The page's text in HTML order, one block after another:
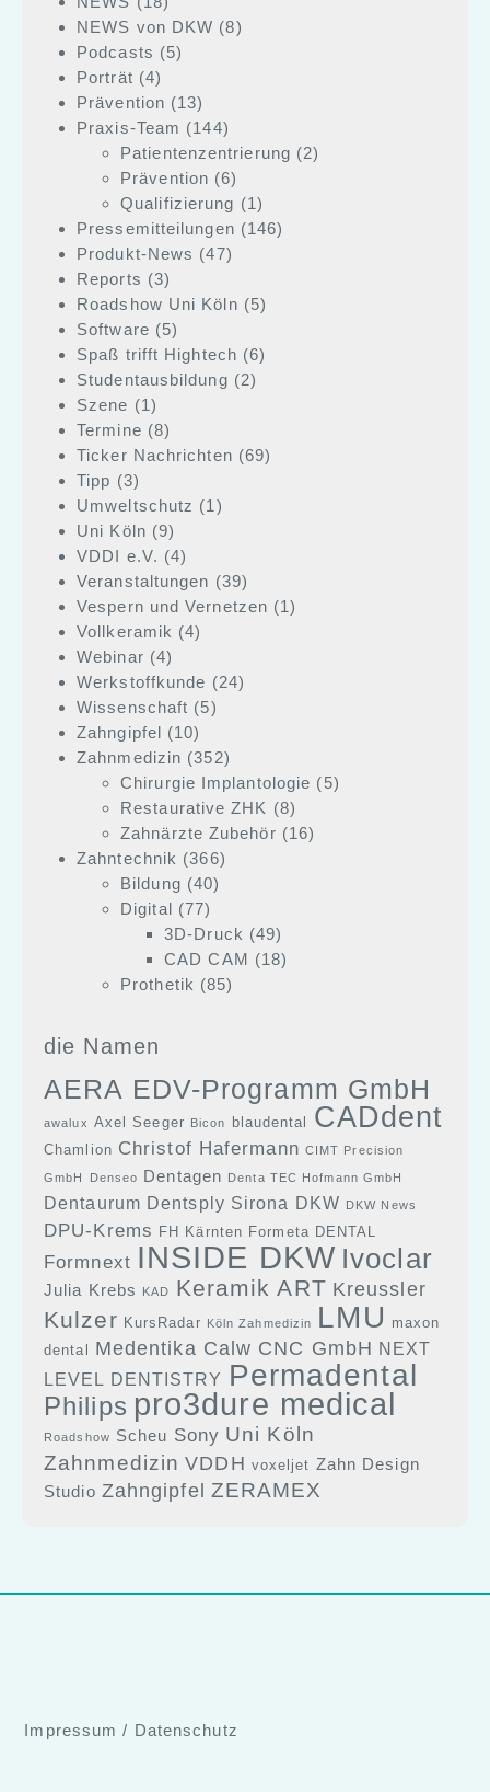
NEWS von DKW (8)
Podcasts (5)
Porträt (4)
Prävention (13)
Praxis-Team (144)
Patientenzentrierung (2)
Prävention (6)
Qualifizierung (1)
Pressemitteilungen (146)
Produkt-News (47)
Reports (3)
Roadshow Uni Köln (5)
Software (5)
Spaß trifft Hightech (6)
Studentausbildung (2)
Szene (1)
Termine (8)
Ticker Nachrichten (69)
Tipp (3)
Umweltschutz (1)
Uni Köln (9)
VDDI e.V. (4)
Veranstaltungen (39)
Vespern und Vernetzen (1)
Vollkeramik (4)
Webinar (4)
Werkstoffkunde (24)
Wissenschaft (5)
Zahngipfel (10)
Zahnmedizin (352)
Chirurgie Implantologie (5)
Restaurative ZHK (8)
Zahnärzte Zubehör (16)
Zahntechnik (366)
Bildung (40)
Digital (77)
3D-Druck (49)
CAD CAM (18)
Prothetik (85)
die Namen
AERA EDV-Programm GmbH
awalux Axel Seeger Bicon blaudental CADdent
Chamlion Christof Hafermann CIMT Precision
GmbH Denseo Dentagen Denta TEC Hofmann GmbH
Dentaurum Dentsply Sirona DKW DKW News
DPU-Krems FH Kärnten Formeta DENTAL
Formnext INSIDE DKW Ivoclar
Julia Krebs KAD Keramik ART Kreussler
Kulzer KursRadar Köln Zahmedizin LMU maxon
dental
Medentika Calw CNC GmbH NEXT
LEVEL DENTISTRY Permadental
Philips pro3dure medical
Roadshow Scheu Sony Uni Köln
Zahnmedizin VDDH voxeljet Zahn Design
Studio Zahngipfel ZERAMEX
Impressum / Datenschutz